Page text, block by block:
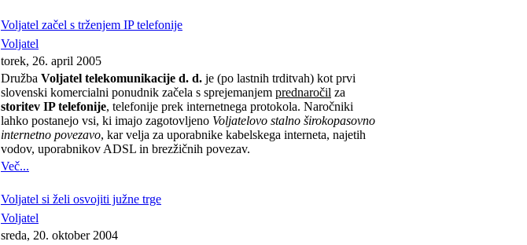
Voljatel začel s trženjem IP telefonije
Voljatel
torek, 26. april 2005
Družba Voljatel telekomunikacije d. d. je (po lastnih trditvah) kot prvi
slovenski komercialni ponudnik začela s sprejemanjem prednaročil za
storitev IP telefonije, telefonije prek internetnega protokola. Naročniki
lahko postanejo vsi, ki imajo zagotovljeno Voljatelovo stalno širokopasovno
internetno povezavo, kar velja za uporabnike kabelskega interneta, najetih
vodov, uporabnikov ADSL in brezžičnih povezav.
Več...
Voljatel si želi osvojiti južne trge
Voljatel
sreda, 20. oktober 2004